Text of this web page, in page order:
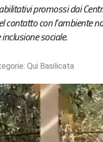
promossi dai
contatto con l’ambiente
sociale.
Qui Basilicata